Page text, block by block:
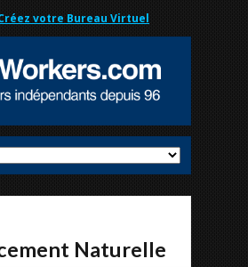
votre Bureau Virtuel
Naturelle